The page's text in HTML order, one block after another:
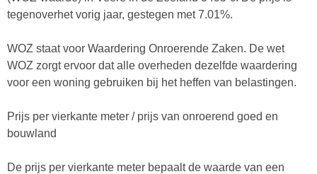
tegenoverhet vorig jaar, gestegen met 7.01%.
WOZ staat voor Waardering Onroerende Zaken. De wet
WOZ zorgt ervoor dat alle overheden dezelfde waardering
voor een woning gebruiken bij het heffen van belastingen.
Prijs per vierkante meter / prijs van onroerend goed en
bouwland
De prijs per vierkante meter bepaalt de waarde van een